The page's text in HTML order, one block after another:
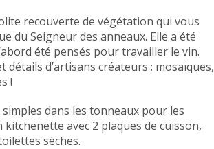
recouverte de végétation qui vous
du Seigneur des anneaux. Elle a été
été pensés pour travailler le vin.
d’artisans créateurs : mosaïques,
!
dans les tonneaux pour les
avec 2 plaques de cuisson,
sèches.